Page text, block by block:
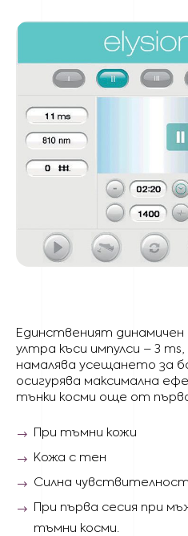
Единственият
ултра къси импулси – 3
намалява усещането за
осигурява максимална
тънки косми още от
При тъмни кожи
Кожа с тен
Силна чувствителност
При първа сесия при
тъмни косми.